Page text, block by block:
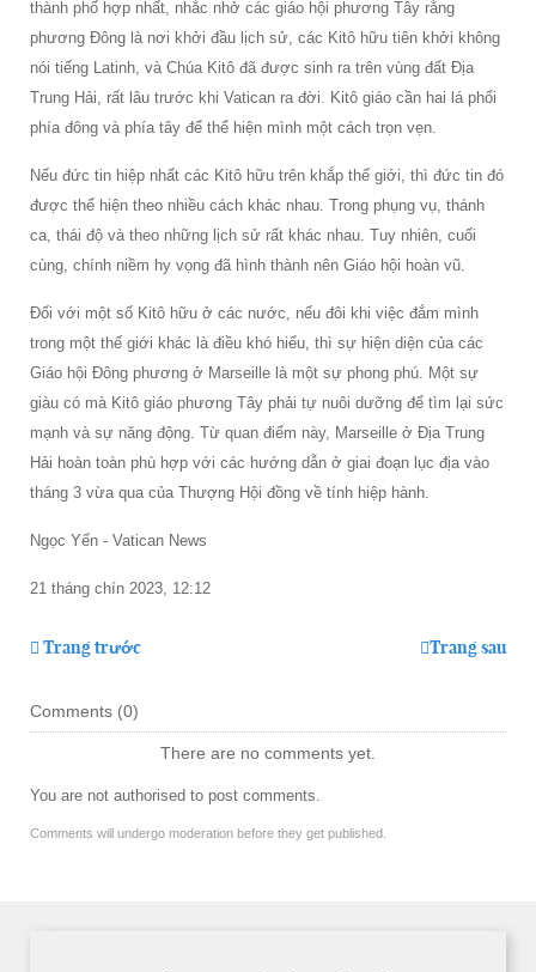
thành phố hợp nhất, nhắc nhở các giáo hội phương Tây rằng
phương Đông là nơi khởi đầu lịch sử, các Kitô hữu tiên khởi không
nói tiếng Latinh, và Chúa Kitô đã được sinh ra trên vùng đất Địa
Trung Hải, rất lâu trước khi Vatican ra đời. Kitô giáo cần hai lá phổi
phía đông và phía tây để thể hiện mình một cách trọn vẹn.
Nếu đức tin hiệp nhất các Kitô hữu trên khắp thế giới, thì đức tin đó
được thể hiện theo nhiều cách khác nhau. Trong phụng vụ, thánh
ca, thái độ và theo những lịch sử rất khác nhau. Tuy nhiên, cuối
cùng, chính niềm hy vọng đã hình thành nên Giáo hội hoàn vũ.
Đối với một số Kitô hữu ở các nước, nếu đôi khi việc đắm mình
trong một thế giới khác là điều khó hiểu, thì sự hiện diện của các
Giáo hội Đông phương ở Marseille là một sự phong phú. Một sự
giàu có mà Kitô giáo phương Tây phải tự nuôi dưỡng để tìm lại sức
mạnh và sự năng động. Từ quan điểm này, Marseille ở Địa Trung
Hải hoàn toàn phù hợp với các hướng dẫn ở giai đoạn lục địa vào
tháng 3 vừa qua của Thượng Hội đồng về tính hiệp hành.
Ngọc Yến - Vatican News
21 tháng chín 2023, 12:12
Trang trước Trang sau
Comments (0)
There are no comments yet.
You are not authorised to post comments.
Comments will undergo moderation before they get published.